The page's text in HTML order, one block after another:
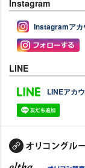
Instagram
Instagramアカ
LINE
LINEアカ